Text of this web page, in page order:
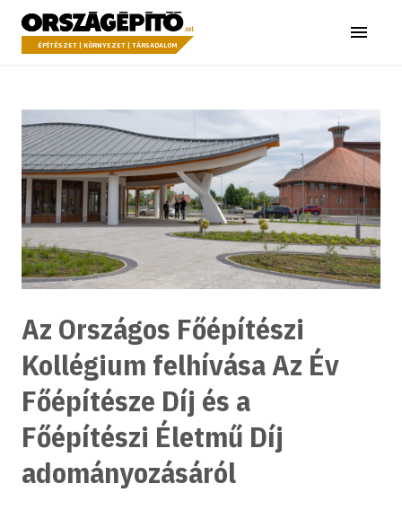
a tartalomhoz
Országépítő
ÉPÍTÉSZET | KÖRNYEZET | TÁRSADALOM Menü
Az Országos Főépítészi
Kollégium felhívása Az Év
Főépítésze Díj és a
Főépítészi Életmű Díj
adományozásáról